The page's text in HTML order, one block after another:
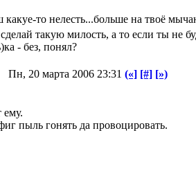
то нелесть...больше на твоё
такую милость, а то если ты не
- без, понял?
Пн, 20 марта 2006 23:31 («] [#] [»)
ему.
пыль гонять да провоцировать.